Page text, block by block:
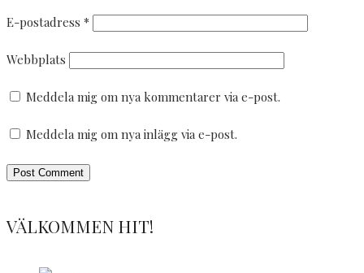
E-postadress *
Webbplats
Meddela mig om nya kommentarer via e-post.
Meddela mig om nya inlägg via e-post.
VÄLKOMMEN HIT!